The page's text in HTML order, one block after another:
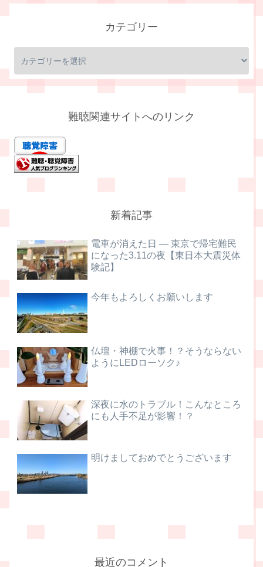
カテゴリー
難聴関連サイトへのリンク
新着記事
電車が消えた日 ― 東京で帰宅難民
になった3.11の夜【東日本大震災体
験記】
今年もよろしくお願いします
仏壇・神棚で火事！？そうならない
ようにLEDローソク♪
深夜に水のトラブル！こんなところ
にも人手不足が影響！？
明けましておめでとうございます
最近のコメント